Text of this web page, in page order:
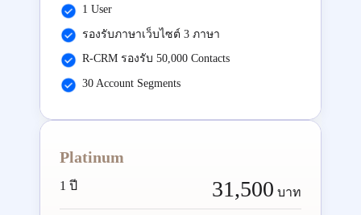
1 User
รองรับภาษาเว็บไซต์ 3 ภาษา
R-CRM รองรับ 50,000 Contacts
30 Account Segments
Platinum
1 ปี 31,500 บาท